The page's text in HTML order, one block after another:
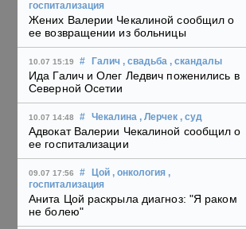
госпитализация
Жених Валерии Чекалиной сообщил о
ее возвращении из больницы
10.07 15:19 # Галич , свадьба , скандалы
Ида Галич и Олег Ледвич поженились в
Северной Осетии
10.07 14:48 # Чекалина , Лерчек , суд
Адвокат Валерии Чекалиной сообщил о
ее госпитализации
09.07 17:56 # Цой , онкология ,
госпитализация
Анита Цой раскрыла диагноз: "Я раком
не болею"